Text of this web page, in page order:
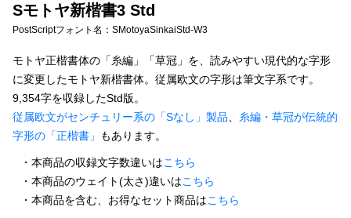
カート
マイページ
お気に入り
ご利用ガイド
よくあるご質問
宋朝体
教科書体 行書体
草書体 勘亭流
江戸文字 デザイン毛筆
すべてを表示
太さ・ウェイト
Sモトヤ新楷書3 Std
PostScriptフォント名： SMotoyaSinkaiStd-W3
モトヤ正楷書体の「糸編」「草冠」を、読みやすい現代的な字形
に変更したモトヤ新楷書体。従属欧文の字形は筆文字系です。
9,354字を収録したStd版。
従属欧文がセンチュリー系の「Sなし」製品
糸編・草冠が伝統的
字形の「正楷書」
もあります。
・本商品の収録文字数違いはこちら
・本商品のウェイト(太さ)違いはこちら
・本商品を含む、お得なセット商品はこちら